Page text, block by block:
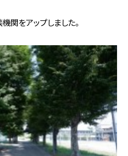
関をアップしました。